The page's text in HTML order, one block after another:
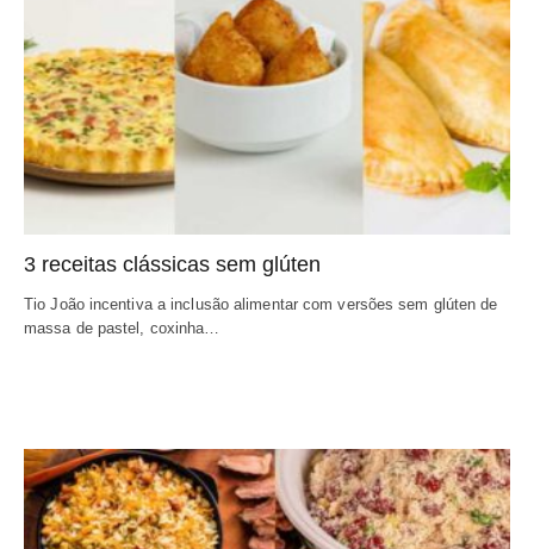
3 receitas clássicas sem glúten
Tio João incentiva a inclusão alimentar com versões sem glúten de
massa de pastel, coxinha…